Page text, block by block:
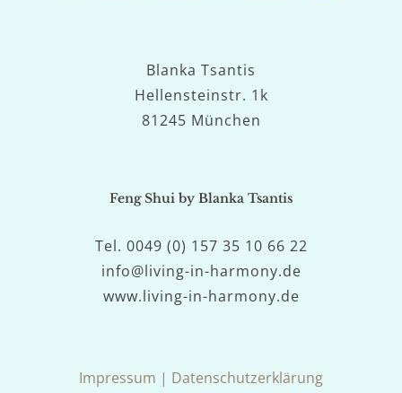
Blanka Tsantis
Hellensteinstr. 1k
81245 München
Feng Shui by Blanka Tsantis
Tel. 0049 (0) 157 35 10 66 22
info@living-in-harmony.de
www.living-in-harmony.de
Impressum | Datenschutzerklärung